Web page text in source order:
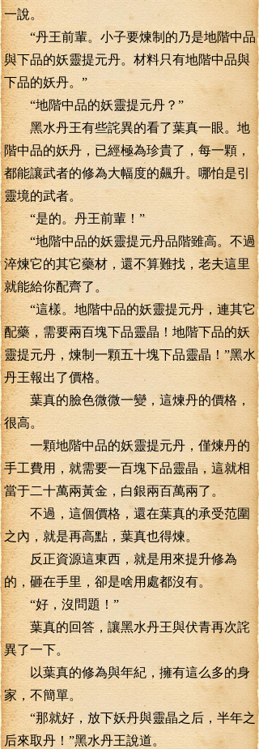
一說。
“丹王前輩。小子要煉制的乃是地階中品
與下品的妖靈提元丹。材料只有地階中品與
下品的妖丹。”
“地階中品的妖靈提元丹？”
黑水丹王有些詫異的看了葉真一眼。地
階中品的妖丹，已經極為珍貴了，每一顆，
都能讓武者的修為大幅度的飆升。哪怕是引
靈境的武者。
“是的。丹王前輩！”
“地階中品的妖靈提元丹品階雖高。不過
淬煉它的其它藥材，還不算難找，老夫這里
就能給你配齊了。
“這樣。地階中品的妖靈提元丹，連其它
配藥，需要兩百塊下品靈晶！地階下品的妖
靈提元丹，煉制一顆五十塊下品靈晶！”黑水
丹王報出了價格。
葉真的臉色微微一變，這煉丹的價格，
很高。
一顆地階中品的妖靈提元丹，僅煉丹的
手工費用，就需要一百塊下品靈晶，這就相
當于二十萬兩黃金，白銀兩百萬兩了。
不過，這個價格，還在葉真的承受范圍
之內，就是再高點，葉真也得煉。
反正資源這東西，就是用來提升修為
的，砸在手里，卻是啥用處都沒有。
“好，沒問題！”
葉真的回答，讓黑水丹王與伏青再次詫
異了一下。
以葉真的修為與年紀，擁有這么多的身
家，不簡單。
“那就好，放下妖丹與靈晶之后，半年之
后來取丹！”黑水丹王說道。